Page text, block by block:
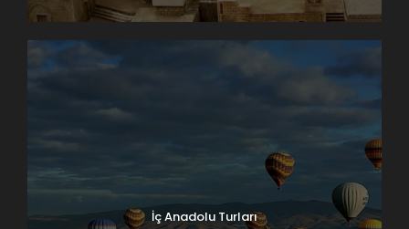
İç Anadolu Turları